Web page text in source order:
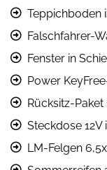
Teppichboden
Falschfahrer-
Fenster in
Power
Rücksitz-Paket
Steckdose
LM-Felgen